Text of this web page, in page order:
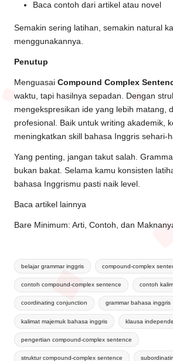
Baca contoh dari artikel atau novel
Semakin sering latihan, semakin natural
menggunakannya.
Penutup
Menguasai Compound Complex
waktu, tapi hasilnya sepadan. Dengan
mengekspresikan ide yang lebih matang,
profesional. Baik untuk writing akademik,
meningkatkan skill bahasa Inggris sehari-
Yang penting, jangan takut salah.
bukan bakat. Selama kamu konsisten
bahasa Inggrismu pasti naik level.
Baca artikel lainnya
Bare Minimum: Arti, Contoh, dan
belajar grammar inggris compound-complex
contoh compound-complex sentence contoh
coordinating conjunction grammar bahasa inggris
kalimat majemuk bahasa inggris klausa
pengertian compound-complex sentence
struktur compound-complex sentence